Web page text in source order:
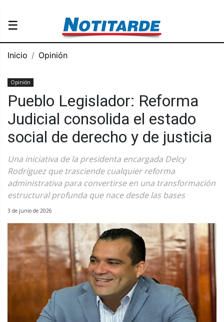
☰
Inicio Opinión
Opinión
Pueblo Legislador: Reforma
Judicial consolida el estado
social de derecho y de justicia
Una iniciativa de la presidenta encargada Delcy
Rodríguez que trasciende cualquier reforma
administrativa para convertirse en una transformación
estructural profunda que nace desde las bases
3 de junio de 2026